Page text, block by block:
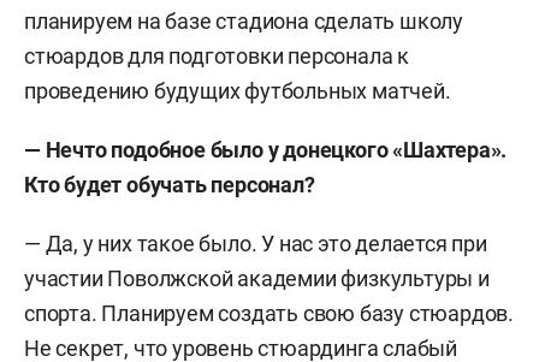
планируем на базе стадиона сделать школу
стюардов для подготовки персонала к
проведению будущих футбольных матчей.
— Нечто подобное было у донецкого «Шахтера».
Кто будет обучать персонал?
— Да, у них такое было. У нас это делается при
участии Поволжской академии физкультуры и
спорта. Планируем создать свою базу стюардов.
Не секрет, что уровень стюардинга слабый